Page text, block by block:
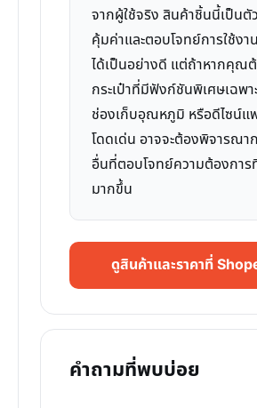
จากผู้ใช้จริง สินค้าชิ้นนี้เป็นตั
คุ้มค่าและตอบโจทย์การใช้ง
ได้เป็นอย่างดี แต่ถ้าหากคุณ
กระเป๋าที่มีฟังก์ชันพิเศษเฉพา
ช่องเก็บอุณหภูมิ หรือดีไซน์แ
โดดเด่น อาจจะต้องพิจารณา
อื่นที่ตอบโจทย์ความต้องการ
มากขึ้น
ดูสินค้าและราคาที่
คำถามที่พบบ่อย